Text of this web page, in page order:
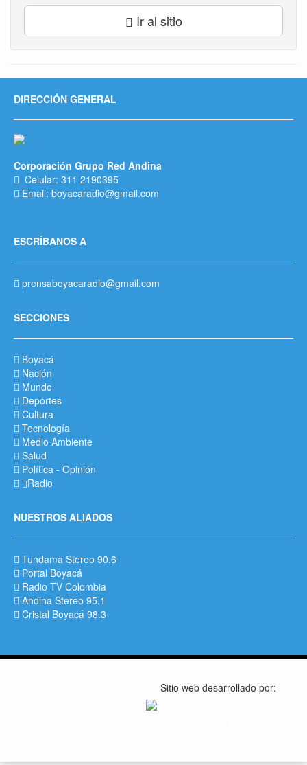
Ir al sitio
DIRECCIÓN GENERAL
Corporación Grupo Red Andina
Celular: 311 2190395
Email: boyacaradio@gmail.com
ESCRÍBANOS A
prensaboyacaradio@gmail.com
SECCIONES
Boyacá
Nación
Mundo
Deportes
Cultura
Tecnología
Medio Ambiente
Salud
Política - Opinión
Radio
NUESTROS ALIADOS
Tundama Stereo 90.6
Portal Boyacá
Radio TV Colombia
Andina Stereo 95.1
Cristal Boyacá 98.3
Sitio web desarrollado por: